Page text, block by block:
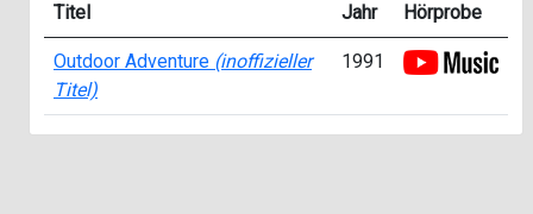
Titel Jahr Hörprobe
Outdoor Adventure (inoffizieller
Titel)
1991